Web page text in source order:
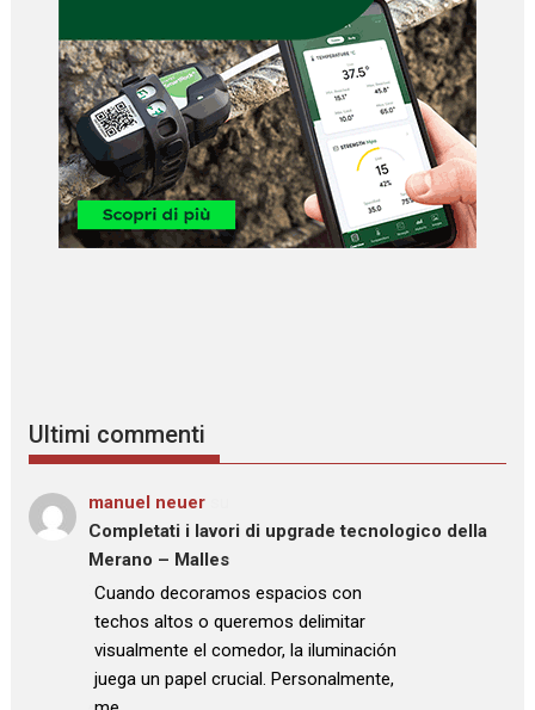
Ultimi commenti
manuel neuer
Completati i lavori di upgrade tecnologico della
Merano – Malles
: “
Cuando decoramos espacios con
techos altos o queremos delimitar
visualmente el comedor, la iluminación
juega un papel crucial. Personalmente,